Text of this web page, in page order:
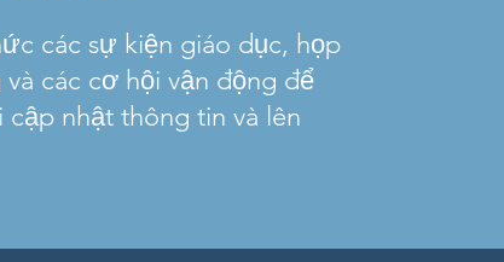
các sự kiện giáo dục, họp
các cơ hội vận động để
nhật thông tin và lên